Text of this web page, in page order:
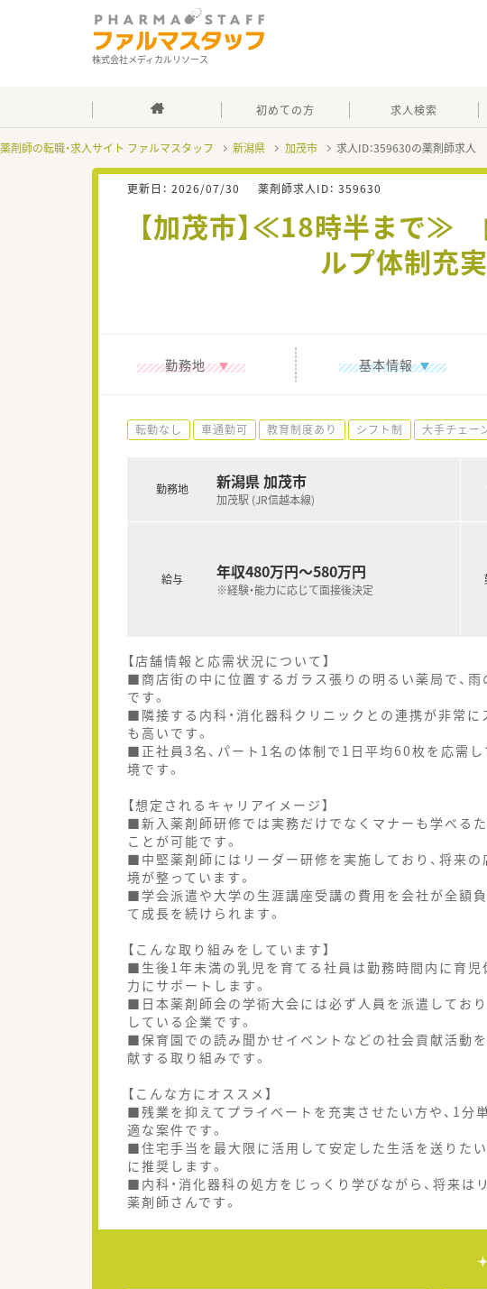
株式会社メディカルリソース
初めての方 求人検索
薬剤師の転職・求人サイト ファルマスタッフ 新潟県 加茂市 求人ID：359630の薬剤師求人
更新日： 2026/07/30 薬剤師求人ID： 359630
【加茂市】≪18時半まで≫
ルプ体制充
勤務地 基本情報
転勤なし 車通勤可 教育制度あり シフト制 大手チェー
勤務地 新潟県 加茂市
加茂駅 (JR信越本線)
給与 年収480万円～580万円
※経験・能力に応じて面接後決定
【店舗情報と応需状況について】
■商店街の中に位置するガラス張りの明るい薬局で、
です。
■隣接する内科・消化器科クリニックとの連携が非常
も高いです。
■正社員3名、パート1名の体制で1日平均60枚を応需
境です。
【想定されるキャリアイメージ】
■新入薬剤師研修では実務だけでなくマナーも学べる
ことが可能です。
■中堅薬剤師にはリーダー研修を実施しており、将来
境が整っています。
■学会派遣や大学の生涯講座受講の費用を会社が全額
て成長を続けられます。
【こんな取り組みをしています】
■生後1年未満の乳児を育てる社員は勤務時間内に育児
力にサポートします。
■日本薬剤師会の学術大会には必ず人員を派遣してお
している企業です。
■保育園での読み聞かせイベントなどの社会貢献活動
献する取り組みです。
【こんな方にオススメ】
■残業を抑えてプライベートを充実させたい方や、1分
適な案件です。
■住宅手当を最大限に活用して安定した生活を送りた
に推奨します。
■内科・消化器科の処方をじっくり学びながら、将来
薬剤師さんです。